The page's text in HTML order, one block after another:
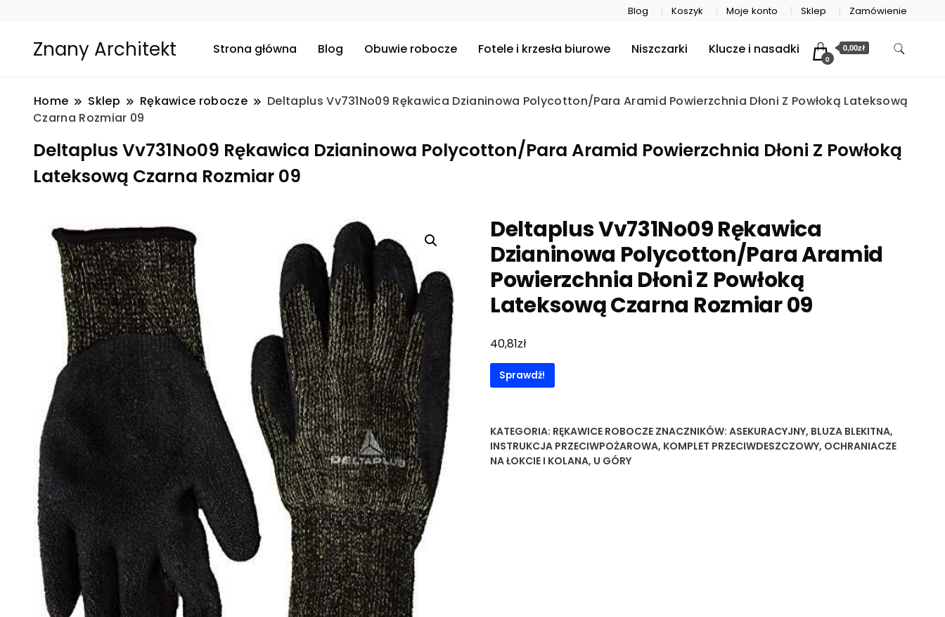
Blog Koszyk Moje konto Sklep Zamówienie
Znany Architekt Strona główna Blog Obuwie robocze Fotele i krzesła biurowe Niszczarki Klucze i nasadki
0
0,00zł
Home Sklep Rękawice robocze
Deltaplus Vv731No09 Rękawica Dzianinowa Polycotton/Para Aramid Powierzchnia Dłoni Z Powłoką Lateksową
Czarna Rozmiar 09
Deltaplus Vv731No09 Rękawica Dzianinowa Polycotton/Para Aramid Powierzchnia Dłoni Z Powłoką
Lateksową Czarna Rozmiar 09
Deltaplus Vv731No09 Rękawica
Dzianinowa Polycotton/Para Aramid
Powierzchnia Dłoni Z Powłoką
Lateksową Czarna Rozmiar 09
40,81zł
Sprawdź!
KATEGORIA: RĘKAWICE ROBOCZE ZNACZNIKÓW: ASEKURACYJNY, BLUZA BLEKITNA,
INSTRUKCJA PRZECIWPOŻAROWA, KOMPLET PRZECIWDESZCZOWY, OCHRANIACZE
NA ŁOKCIE I KOLANA, U GÓRY